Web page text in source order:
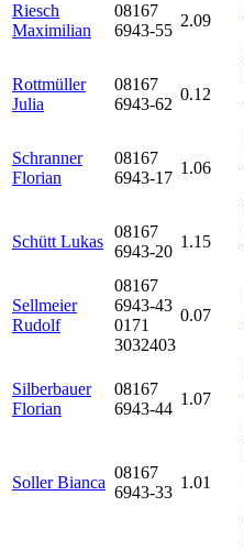
Riesch
Maximilian
08167
6943-55
2.09
Rottmüller
Julia
08167
6943-62
0.12
Schranner
Florian
08167
6943-17
1.06
Schütt Lukas
08167
6943-20
1.15
Sellmeier
Rudolf
08167
6943-43
0171
3032403
0.07
Silberbauer
Florian
08167
6943-44
1.07
Soller Bianca
08167
6943-33
1.01